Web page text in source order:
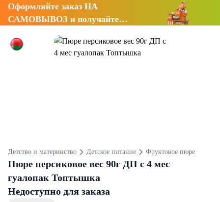
Оформляйте заказ НА
САМОВЫВОЗ и получайте
Детство и материнство Детское питание Фруктовое пюре
Пюре персиковое вес 90г ДП с 4 мес
гуалопак Топтышка
Недоступно для заказа